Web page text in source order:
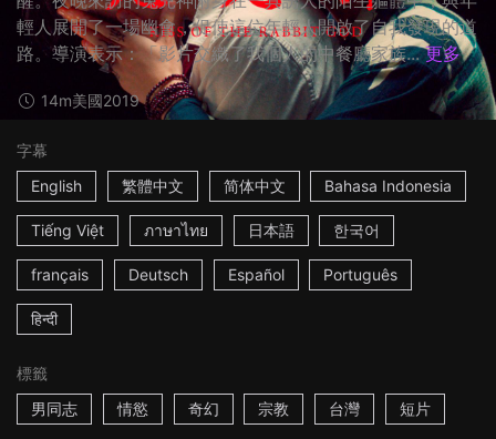
輕人展開了一場幽會，促使這位年輕人開啟了自我發現的道
路。導演表示：「影片交織了我個人的中餐廳家族... 更多
14m美國2019
字幕
English
繁體中文 简体中文 Bahasa Indonesia
Tiếng Việt ภาษาไทย 日本語 한국어
français Deutsch Español Português
हिन्दी
標籤
男同志
情慾 奇幻 宗教 台灣 短片